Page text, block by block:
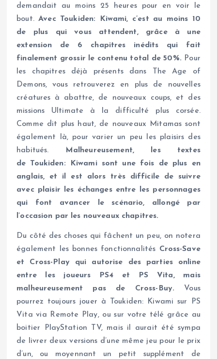
demandait au moins 25 heures pour en voir le
bout.Avec Toukiden: Kiwami, c’est au moins 10
de plus qui vous attendent, grâce à une
extension de 6 chapitres inédits qui fait
finalement grossir le contenu total de 50%. Pour
les chapitres déjà présents dans The Age of
Demons, vous retrouverez en plus de nouvelles
créatures à abattre, de nouveaux coups, et des
missions Ultimate à la difficulté plus corsée.
Comme dit plus haut, de nouveaux Mitamas sont
également là, pour varier un peu les plaisirs des
habitués.
Malheureusement, les textes
de Toukiden: Kiwami sont une fois de plus en
anglais, et il est alors très difficile de suivre
avec plaisir les échanges entre les personnages
qui font avancer le scénario, allongé par
l’occasion par les nouveaux chapitres.
Du côté des choses qui fâchent un peu, on notera
également les bonnes fonctionnalités Cross-Save
et Cross-Play qui autorise des parties online
entre les joueurs PS4 et PS Vita, mais
malheureusement pas de Cross-Buy. Vous
pourrez toujours jouer à Toukiden: Kiwami sur PS
Vita via Remote Play, ou sur votre télé grâce au
boitier PlayStation TV, mais il aurait été sympa
de livrer deux versions d’une même jeu pour le prix
d’un, ou moyennant un petit supplément de